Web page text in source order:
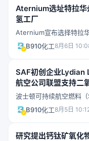
Aternium选址特拉华
氢工厂
Aternium宣布选择特拉
商业化重水和电解制氢
项目将填补美国重水国
B910化工8月6日
SAF初创企业Lydian
航空公司联盟支持二
波士顿可持续航空燃料
美元A轮融资，由
Oneworld航空联盟15家
缩和气体分离步骤。
B910化工8月5日
研究提出钙钛矿氧化